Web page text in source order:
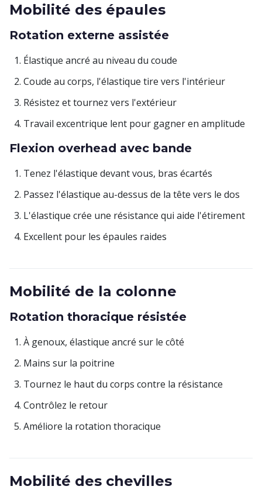
Mobilité des épaules
Rotation externe assistée
Élastique ancré au niveau du coude
Coude au corps, l'élastique tire vers l'intérieur
Résistez et tournez vers l'extérieur
Travail excentrique lent pour gagner en amplitude
Flexion overhead avec bande
Tenez l'élastique devant vous, bras écartés
Passez l'élastique au-dessus de la tête vers le dos
L'élastique crée une résistance qui aide l'étirement
Excellent pour les épaules raides
Mobilité de la colonne
Rotation thoracique résistée
À genoux, élastique ancré sur le côté
Mains sur la poitrine
Tournez le haut du corps contre la résistance
Contrôlez le retour
Améliore la rotation thoracique
Mobilité des chevilles